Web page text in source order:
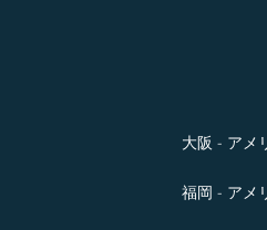
大阪 - アメ
福岡 - アメ